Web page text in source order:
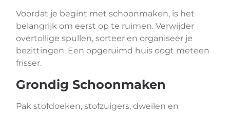
Voordat je begint met schoonmaken, is het
belangrijk om eerst op te ruimen. Verwijder
overtollige spullen, sorteer en organiseer je
bezittingen. Een opgeruimd huis oogt meteen
frisser.
Grondig Schoonmaken
Pak stofdoeken, stofzuigers, dweilen en